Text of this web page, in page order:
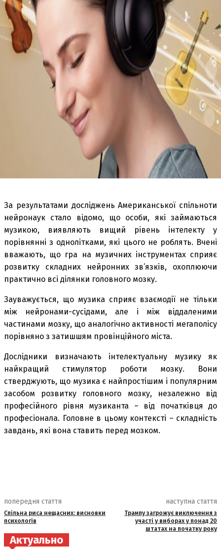
За результатами досліджень Американської спільноти
нейронаук стало відомо, що особи, які займаються
музикою, виявляють вищий рівень інтелекту у
порівнянні з однолітками, які цього не роблять. Вчені
вважають, що гра на музичних інструментах сприяє
розвитку складних нейронних зв’язків, охоплюючи
практично всі ділянки головного мозку.
Зауважується, що музика сприяє взаємодії не тільки
між нейронами-сусідами, але і між віддаленими
частинами мозку, що аналогічно активності мегаполісу
порівняно з затишшям провінційного міста.
Дослідники визначають інтелектуальну музику як
найкращий стимулятор роботи мозку. Вони
стверджують, що музика є найпростішим і популярним
засобом розвитку головного мозку, незалежно від
професійного рівня музиканта – від початківця до
професіонала. Головне в цьому контексті – складність
завдань, які вона ставить перед мозком.
попередня стаття
Спільна риса нещасних: висновки
психологів
наступна стаття
Трампу загрожує виключення з
участі у виборах у понад 20
штатах на початку року
Актуально